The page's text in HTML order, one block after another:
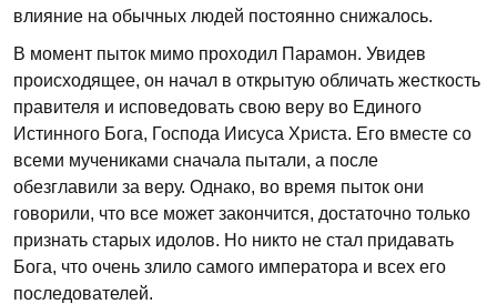
влияние на обычных людей постоянно снижалось.
В момент пыток мимо проходил Парамон. Увидев
происходящее, он начал в открытую обличать жесткость
правителя и исповедовать свою веру во Единого
Истинного Бога, Господа Иисуса Христа. Его вместе со
всеми мучениками сначала пытали, а после
обезглавили за веру. Однако, во время пыток они
говорили, что все может закончится, достаточно только
признать старых идолов. Но никто не стал придавать
Бога, что очень злило самого императора и всех его
последователей.